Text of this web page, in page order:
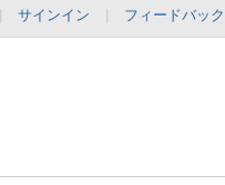
サインイン フィードバッ